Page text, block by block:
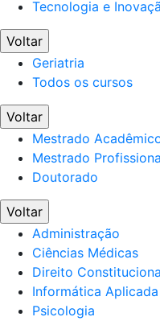
Tecnologia e
Voltar
Geriatria
Todos os cursos
Voltar
Mestrado
Mestrado
Doutorado
Voltar
Administração
Ciências Médicas
Direito
Informática Aplicada
Psicologia